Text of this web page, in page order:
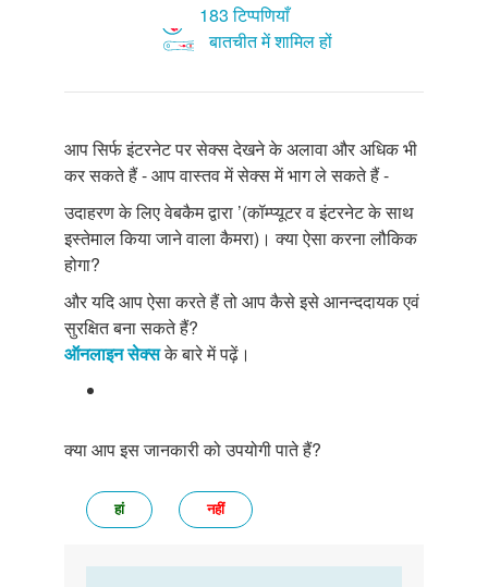
183 टिप्पणियाँ
बातचीत में शामिल हों
आप सिर्फ इंटरनेट पर सेक्स देखने के अलावा और अधिक भी
कर सकते हैं - आप वास्तव में सेक्स में भाग ले सकते हैं -
उदाहरण के लिए वेबकैम द्वारा ’(कॉम्प्यूटर व इंटरनेट के साथ
इस्तेमाल किया जाने वाला कैमरा)। क्या ऐसा करना लौकिक
होगा?
और यदि आप ऐसा करते हैं तो आप कैसे इसे आनन्ददायक एवं
सुरक्षित बना सकते हैं?
ऑनलाइन सेक्सके बारे में पढ़ें।
क्या आप इस जानकारी को उपयोगी पाते हैं?
हां नहीं